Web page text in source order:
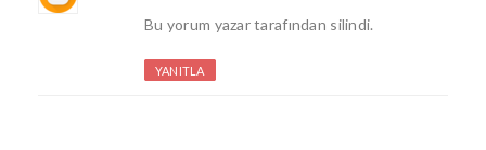
Bu yorum yazar tarafından silindi.
YANITLA